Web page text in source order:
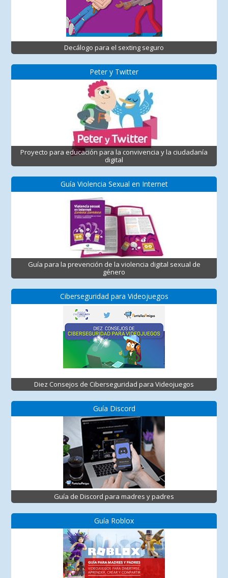
Decálogo para el sexting seguro
Peter y Twitter
Proyecto para educación para la convivencia y la ciudadanía
digital
Guía Violencia Sexual en Internet
Guía para la prevención de la violencia digital sexual de
género
Ciberseguridad para Videojuegos
Diez Consejos de Ciberseguridad para Videojuegos
Guía Discord
Guía de Discord para madres y padres
Guía Roblox